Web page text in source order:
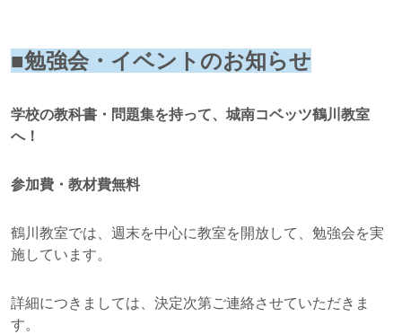
■勉強会・イベントのお知らせ
学校の教科書・問題集を持って、城南コベッツ鶴川教室
へ！
参加費・教材費無料
鶴川教室では、週末を中心に教室を開放して、勉強会を実
施しています。
詳細につきましては、決定次第ご連絡させていただきま
す。